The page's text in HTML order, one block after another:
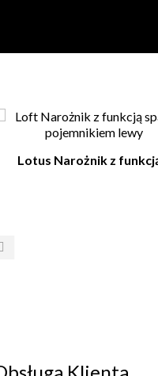
Lotus Narożnik z